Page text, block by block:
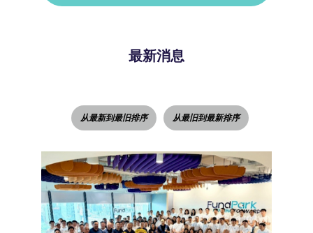
最新消息
从最新到最旧排序 从最旧到最新排序